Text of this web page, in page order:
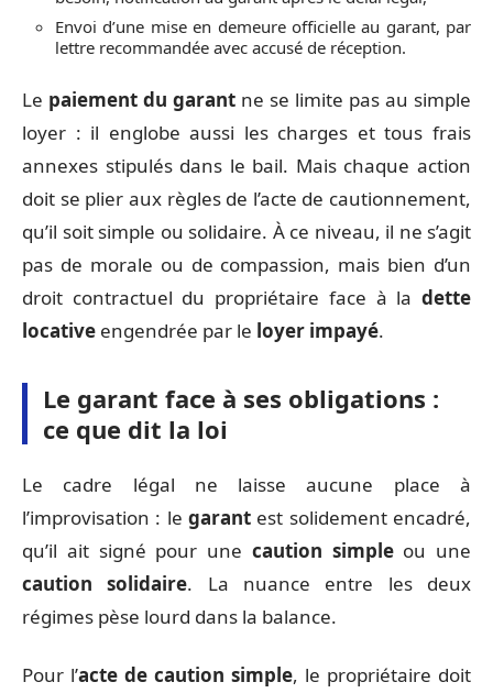
Envoi d’une mise en demeure officielle au garant, par
lettre recommandée avec accusé de réception.
Le paiement du garant ne se limite pas au simple
loyer : il englobe aussi les charges et tous frais
annexes stipulés dans le bail. Mais chaque action
doit se plier aux règles de l’acte de cautionnement,
qu’il soit simple ou solidaire. À ce niveau, il ne s’agit
pas de morale ou de compassion, mais bien d’un
droit contractuel du propriétaire face à la dette
locative engendrée par le loyer impayé.
Le garant face à ses obligations :
ce que dit la loi
Le cadre légal ne laisse aucune place à
l’improvisation : le garant est solidement encadré,
qu’il ait signé pour une caution simpleou une
caution solidaire. La nuance entre les deux
régimes pèse lourd dans la balance.
Pour l’acte de caution simple, le propriétaire doit